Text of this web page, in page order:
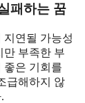
패하는 꿈
지연될 가능성
만 부족한 부
좋은 기회를
급해하지 않